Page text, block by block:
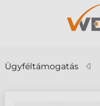
Ügyféltámogatás